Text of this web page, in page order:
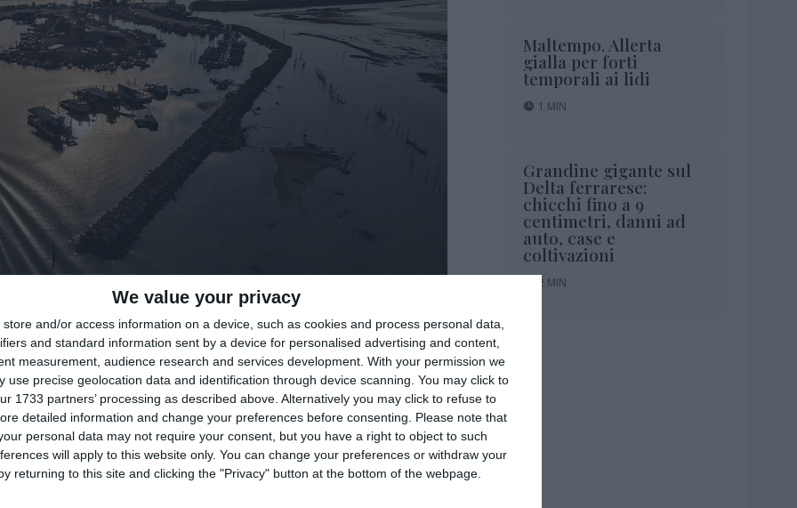
We value your privacy
store and/or access information on a device, such as cookies and process personal data,
and standard information sent by a device for personalised advertising and content,
measurement, audience research and services development. With your permission we
use precise geolocation data and identification through device scanning. You may click to
1733 partners’ processing as described above. Alternatively you may click to refuse to
detailed information and change your preferences before consenting.
Please note that
personal data may not require your consent, but you have a right to object to such
will apply to this website only. You can change your preferences or withdraw your
returning to this site and clicking the "Privacy" button at the bottom of the webpage.
Maltempo. Allerta
gialla per forti
temporali ai lidi
1 MIN
Grandine gigante sul
Delta ferrarese:
chicchi fino a 9
centimetri, danni ad
auto, case e
coltivazioni
2 MIN
posto nella graduatoria regionale
2021-2027 (Fondo Europeo per gli Affari
3, ottenendo un finanziamento da